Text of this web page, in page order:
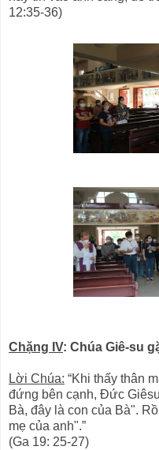
12:35-36)
Chặng IV: Chúa Giê-su
Lời Chúa: “Khi thấy thân
đứng bên cạnh, Ðức
Bà, đây là con của Bà".
mẹ của anh".”
(Ga 19: 25-27)